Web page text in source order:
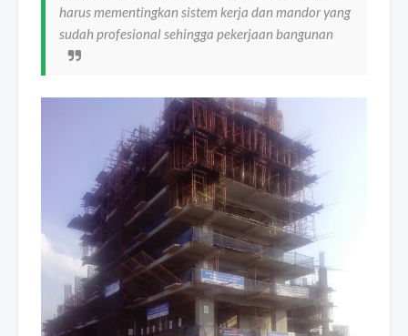
harus mementingkan sistem kerja dan mandor yang
sudah profesional sehingga pekerjaan bangunan